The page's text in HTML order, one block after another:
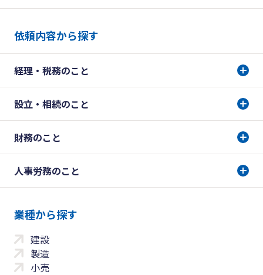
依頼内容から探す
経理・税務のこと
設立・相続のこと
財務のこと
人事労務のこと
業種から探す
建設
製造
小売